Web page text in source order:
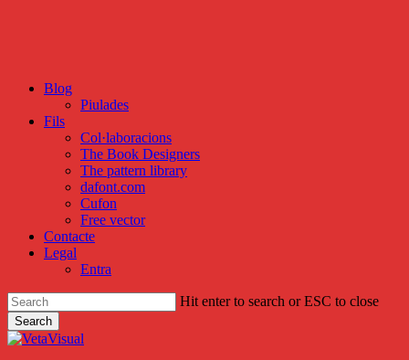
Blog
Piulades
Fils
Col·laboracions
The Book Designers
The pattern library
dafont.com
Cufon
Free vector
Contacte
Legal
Entra
Hit enter to search or ESC to close
Search
Close